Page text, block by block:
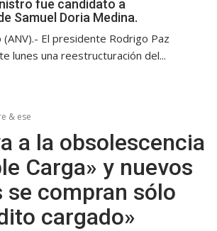
fue candidato a
Samuel Doria Medina.
El presidente Rodrigo Paz
lunes una reestructuración del...
& ese
a la obsolescencia
Carga» y nuevos
se compran sólo
cargado»